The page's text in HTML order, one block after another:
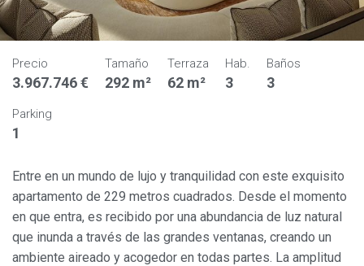
Precio
3.967.746 €
Tamaño
292 m²
Terraza
62 m²
Hab.
3
Baños
3
Parking
1
Entre en un mundo de lujo y tranquilidad con este exquisito
apartamento de 229 metros cuadrados. Desde el momento
en que entra, es recibido por una abundancia de luz natural
que inunda a través de las grandes ventanas, creando un
ambiente aireado y acogedor en todas partes. La amplitud